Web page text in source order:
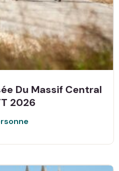
Du Massif Central
2026